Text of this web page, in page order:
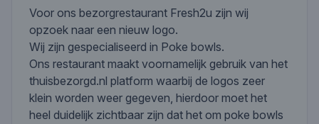
Voor ons bezorgrestaurant Fresh2u zijn wij
opzoek naar een nieuw logo.
Wij zijn gespecialiseerd in Poke bowls.
Ons restaurant maakt voornamelijk gebruik van het
thuisbezorgd.nl platform waarbij de logos zeer
klein worden weer gegeven, hierdoor moet het
heel duidelijk zichtbaar zijn dat het om poke bowls